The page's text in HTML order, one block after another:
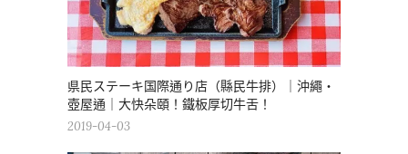
県民ステーキ国際通り店（縣民牛排）｜沖繩・
壺屋通｜大快朵頤！鐵板厚切牛舌！
2019-04-03